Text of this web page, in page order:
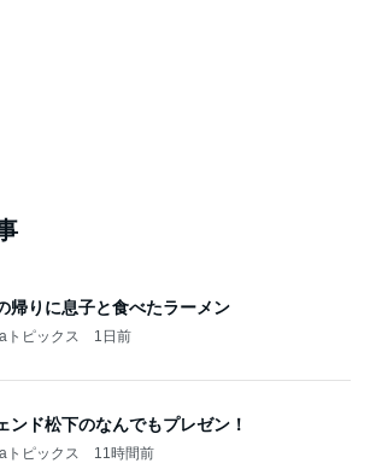
帰りに息子と食べたラーメン
トピックス 1日前
ンド松下のなんでもプレゼン！
トピックス 11時間前